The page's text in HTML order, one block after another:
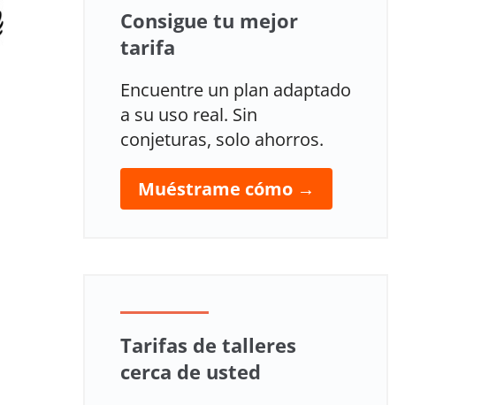
Consigue tu mejor
tarifa
Encuentre un plan adaptado
a su uso real. Sin
conjeturas, solo ahorros.
Muéstrame cómo →
Tarifas de talleres
cerca de usted